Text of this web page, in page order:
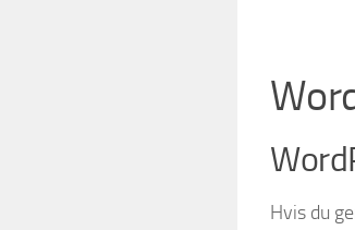
Hvis du